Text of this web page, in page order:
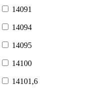
14091
14094
14095
14100
14101,6